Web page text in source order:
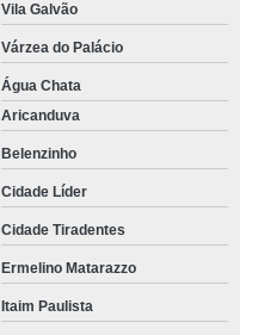
Vila Galvão
Várzea do Palácio
Água Chata
Aricanduva
Belenzinho
Cidade Líder
Cidade Tiradentes
Ermelino Matarazzo
Itaim Paulista